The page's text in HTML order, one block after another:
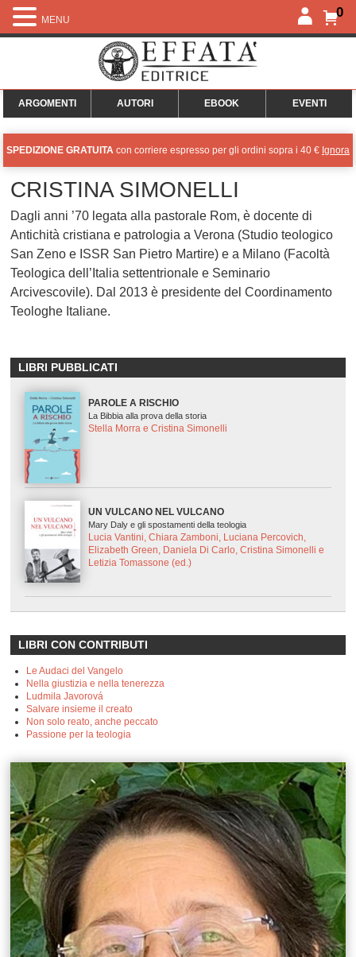
0
ARGOMENTI AUTORI EBOOK EVENTI
SPEDIZIONE GRATUITA con corriere espresso per gli ordini sopra i 40 € Ignora
CRISTINA SIMONELLI
Dagli anni ’70 legata alla pastorale Rom, è docente di
Antichità cristiana e patrologia a Verona (Studio teologico
San Zeno e ISSR San Pietro Martire) e a Milano (Facoltà
Teologica dell’Italia settentrionale e Seminario
Arcivescovile). Dal 2013 è presidente del Coordinamento
Teologhe Italiane.
LIBRI PUBBLICATI
PAROLE A RISCHIO
La Bibbia alla prova della storia
Stella Morra e Cristina Simonelli
UN VULCANO NEL VULCANO
Mary Daly e gli spostamenti della teologia
Lucia Vantini, Chiara Zamboni, Luciana Percovich,
Elizabeth Green, Daniela Di Carlo, Cristina Simonelli e
Letizia Tomassone (ed.)
LIBRI CON CONTRIBUTI
Le Audaci del Vangelo
Nella giustizia e nella tenerezza
Ludmila Javorová
Salvare insieme il creato
Non solo reato, anche peccato
Passione per la teologia
MENU